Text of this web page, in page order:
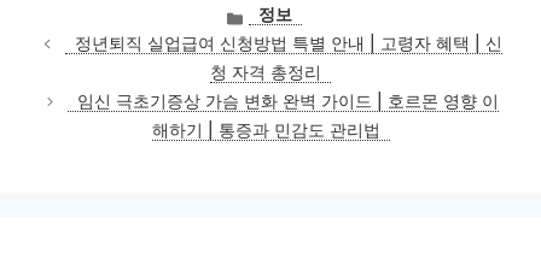
카
테
고
리
정보
정년퇴직 실업급여 신청방법 특별 안내 | 고령자 혜택 | 신
청 자격 총정리
임신 극초기증상 가슴 변화 완벽 가이드 | 호르몬 영향 이
해하기 | 통증과 민감도 관리법